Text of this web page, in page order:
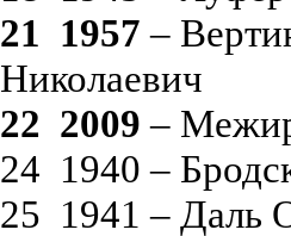
21 1957 –
Николаевич
22 2009 –
24 1940 –
25 1941 – Даль